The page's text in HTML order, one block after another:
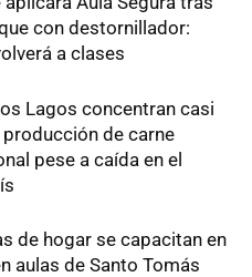
con destornillador:
a clases
Lagos concentran casi
producción de carne
pese a caída en el
de hogar se capacitan en
aulas de Santo Tomás